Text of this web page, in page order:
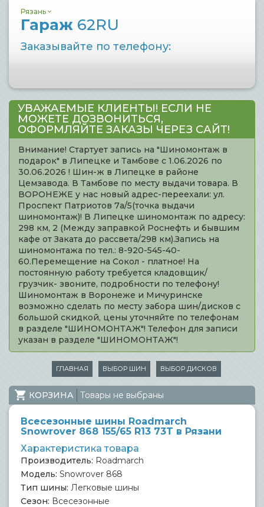
Рязань
Гараж 62RU
Заказывайте по телефону:
УВАЖАЕМЫЕ КЛИЕНТЫ! ЕСЛИ НЕ
МОЖЕТЕ ДОЗВОНИТЬСЯ,
ОФОРМЛЯЙТЕ ЗАКАЗЫ ЧЕРЕЗ САЙТ!
Внимание! Стартует запись на "Шиномонтаж в
подарок" в Липецке и Тамбове с 1.06.2026 по
30.06.2026 ! Шин-ж в Липецке в районе
Цемзавода. В Тамбове по месту выдачи товара. В
ВОРОНЕЖЕ у нас новый адрес-переехали: ул.
Проспект Патриотов 7а/5(точка выдачи
шиномонтаж)! В Липецке шиномонтаж по адресу:
298 км, 2 (Между заправкой Роснефть и бывшим
кафе от Заката до рассвета/298 км).Запись на
шиномонтажа по тел.: 8-920-545-40-
60.Перемещение на Сокол - платное! На
постоянную работу требуется кладовщик/
грузчик- звоните, подробности по телефону!
Шиномонтаж в Воронеже и Мичуринске
возможно сделать по месту забора шин/дисков с
большой скидкой, цены уточняйте по телефонам
в разделе "ШИНОМОНТАЖ"! Телефон для записи
указан в разделе "ШИНОМОНТАЖ"!
ГЛАВНАЯ ВЫБОР ШИН ВЫБОР ДИСКОВ
КОРЗИНА Товары не выбраны
Всесезонные шины Roadmarch
Snowrover 868 155/65 R13 73T в Рязани
Характеристика товара
Производитель: Roadmarch
Модель: Snowrover 868
Тип шины: Легковые шины
Сезон: Всесезонные